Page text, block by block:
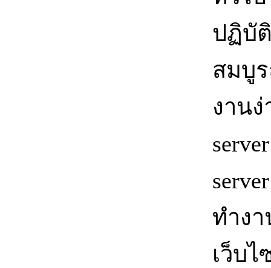
ปฏิบั
สมบู
งานง่
ทำงา
เว็บ